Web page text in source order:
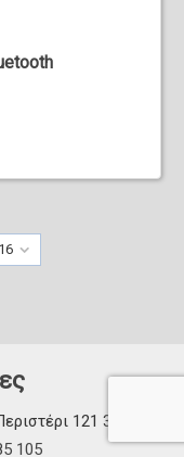
16
121 34
105